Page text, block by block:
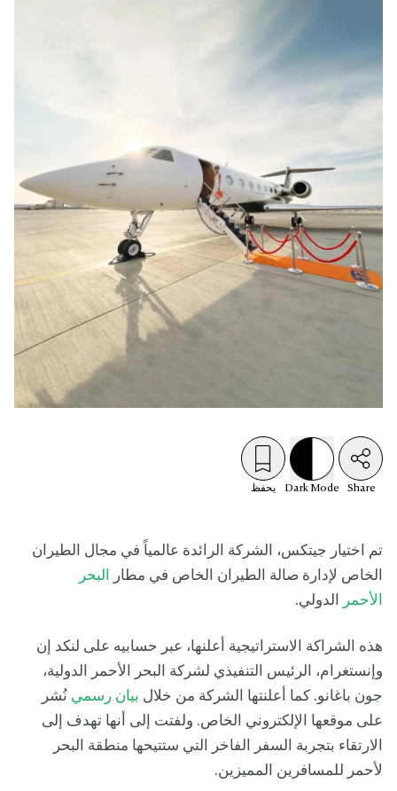
Share
Dark Mode يحفظ
تم اختيار جيتكس، الشركة الرائدة عالمياً في مجال الطيران
الخاص لإدارة صالة الطيران الخاص في مطار البحر
الأحمر الدولي.
هذه الشراكة الاستراتيجية أعلنها، عبر حسابيه على لنكد إن
وإنستغرام، الرئيس التنفيذي لشركة البحر الأحمر الدولية،
جون باغانو. كما أعلنتها الشركة من خلال بيان رسمي نُشر
على موقعها الإلكتروني الخاص. ولفتت إلى أنها تهدف إلى
الارتقاء بتجربة السفر الفاخر التي ستتيحها منطقة البحر
لأحمر للمسافرين المميزين.